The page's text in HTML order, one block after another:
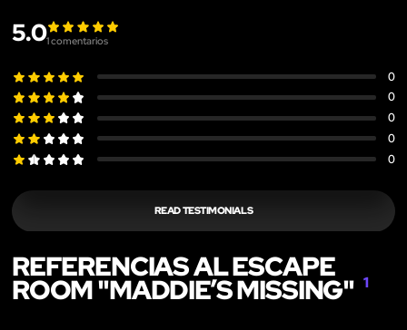
5.01comentarios
0
0
0
0
0
READ TESTIMONIALS
REFERENCIAS AL ESCAPE
ROOM "MADDIE’S MISSING" 1